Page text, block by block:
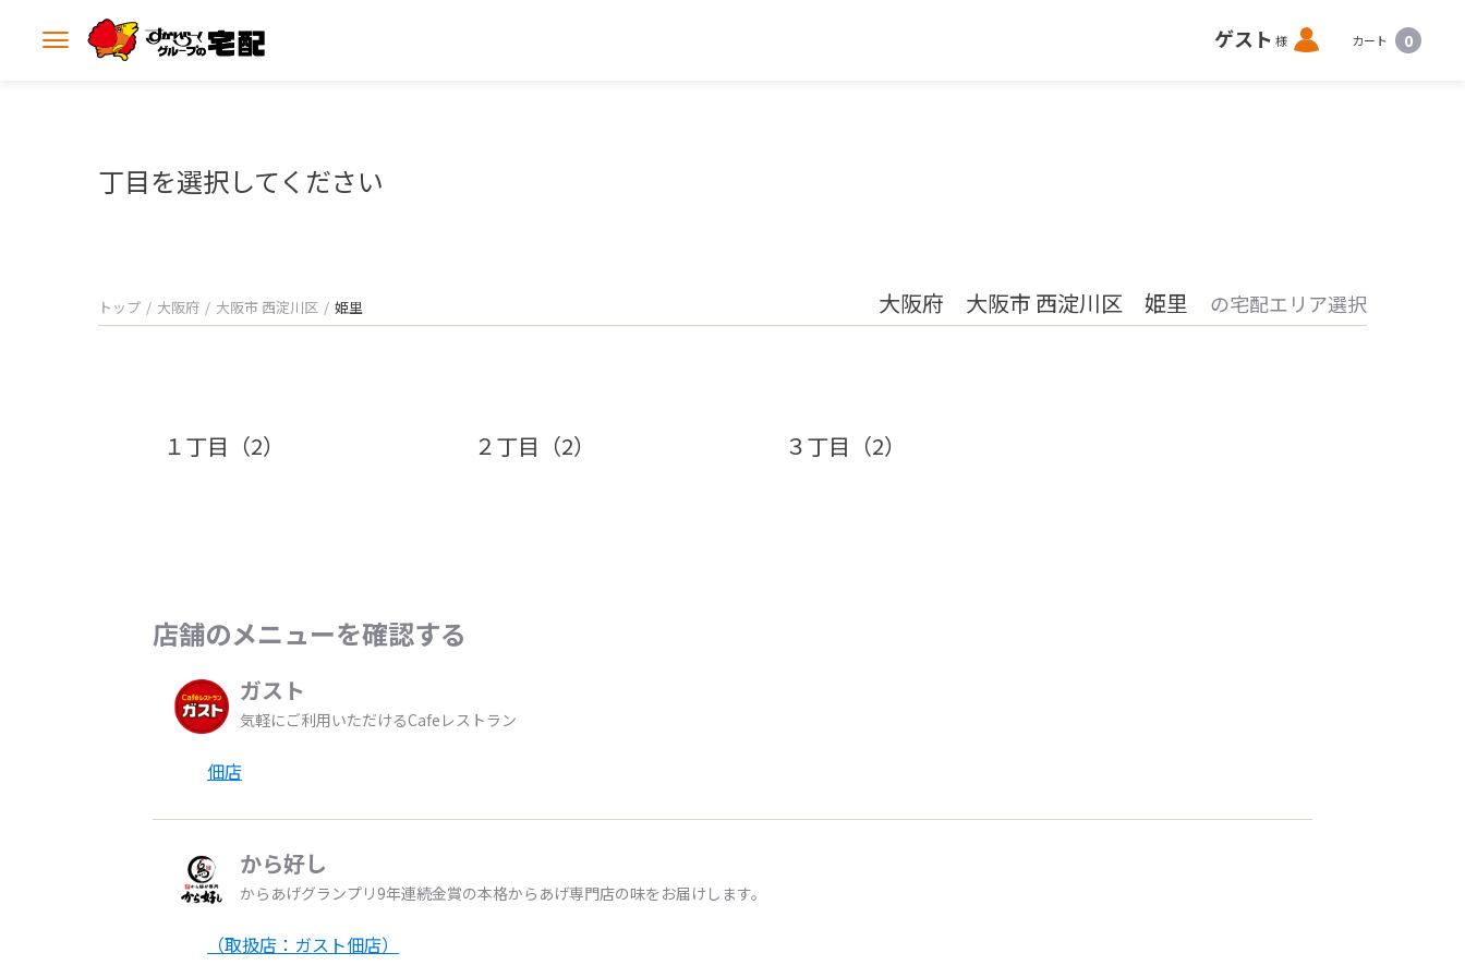
メ
ゲスト 様 ロ
グ
カート 0
丁目を選択してください
トップ 大阪府 大阪市 西淀川区 姫里 大阪府 大阪市 西淀川区 姫里 の宅配エリア選択
１丁目（2） ２丁目（2） ３丁目（2）
店舗のメニューを確認する
ガスト
気軽にご利用いただけるCafeレストラン
佃店
から好し
からあげグランプリ9年連続金賞の本格からあげ専門店の味をお届けします。
（取扱店：ガスト佃店）